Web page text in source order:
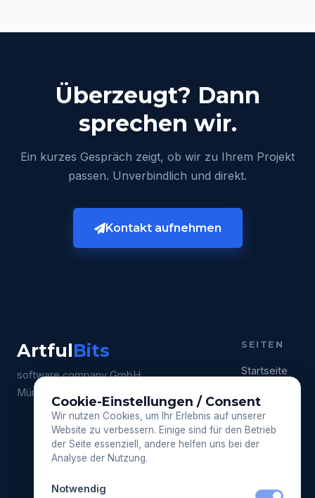
Überzeugt? Dann
sprechen wir.
Ein kurzes Gespräch zeigt, ob wir zu Ihrem Projekt
passen. Unverbindlich und direkt.
Kontakt aufnehmen
ArtfulBits
software company GmbH
München, Deutschland
SEITEN
Startseite
Über uns
Leistungen
Referenzen
Cookie-Einstellungen / Consent
Wir nutzen Cookies, um Ihr Erlebnis auf unserer
Website zu verbessern. Einige sind für den Betrieb
der Seite essenziell, andere helfen uns bei der
Analyse der Nutzung.
Notwendig